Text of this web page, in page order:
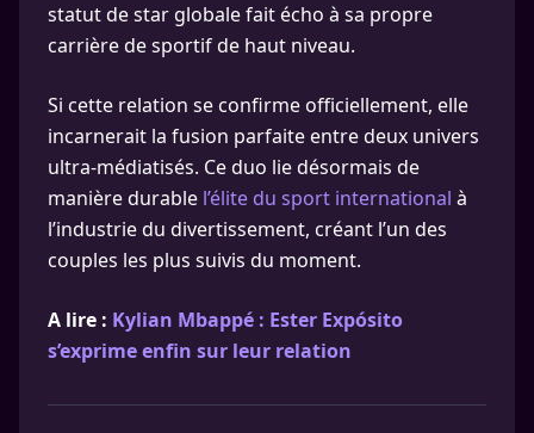
statut de star globale fait écho à sa propre
carrière de sportif de haut niveau.
Si cette relation se confirme officiellement, elle
incarnerait la fusion parfaite entre deux univers
ultra-médiatisés. Ce duo lie désormais de
manière durable l’élite du sport international à
l’industrie du divertissement, créant l’un des
couples les plus suivis du moment.
A lire : Kylian Mbappé : Ester Expósito
s’exprime enfin sur leur relation